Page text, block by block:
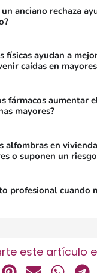
anciano rechaza
físicas ayudan a
caídas en
fármacos aumentar
mayores?
alfombras en
o suponen un
profesional cuando
este artículo